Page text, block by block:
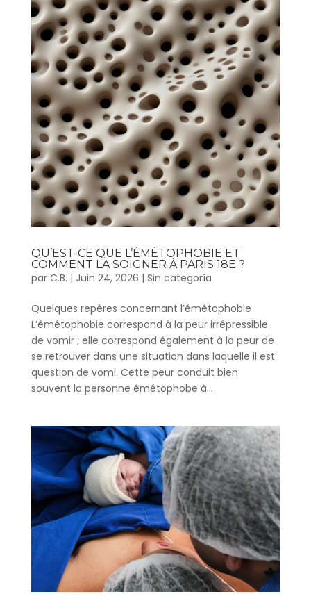
QU’EST-CE QUE L’ÉMÉTOPHOBIE ET
COMMENT LA SOIGNER À PARIS 18E ?
par C.B. | Juin 24, 2026 | Sin categoría
Quelques repères concernant l’émétophobie
L’émétophobie correspond à la peur irrépressible
de vomir ; elle correspond également à la peur de
se retrouver dans une situation dans laquelle il est
question de vomi. Cette peur conduit bien
souvent la personne émétophobe à...